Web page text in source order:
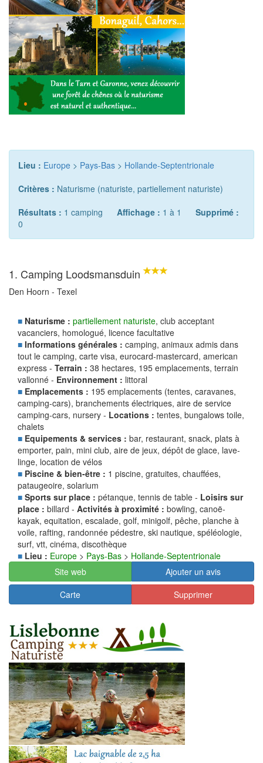
Lieu : Europe > Pays-Bas > Hollande-Septentrionale
Critères : Naturisme (naturiste, partiellement naturiste)
Résultats : 1 camping Affichage : 1 à 1 Supprimé :
0
1. Camping Loodsmansduin
Den Hoorn - Texel
■ Naturisme : partiellement naturiste, club acceptant
vacanciers, homologué, licence facultative
■ Informations générales : camping, animaux admis dans
tout le camping, carte visa, eurocard-mastercard, american
express - Terrain : 38 hectares, 195 emplacements, terrain
vallonné - Environnement : littoral
■ Emplacements : 195 emplacements (tentes, caravanes,
camping-cars), branchements électriques, aire de service
camping-cars, nursery - Locations : tentes, bungalows toile,
chalets
■ Equipements & services : bar, restaurant, snack, plats à
emporter, pain, mini club, aire de jeux, dépôt de glace, lave-
linge, location de vélos
■ Piscine & bien-être : 1 piscine, gratuites, chauffées,
pataugeoire, solarium
■ Sports sur place : pétanque, tennis de table - Loisirs sur
place : billard - Activités à proximité : bowling, canoë-
kayak, equitation, escalade, golf, minigolf, pêche, planche à
voile, rafting, randonnée pédestre, ski nautique, spéléologie,
surf, vtt, cinéma, discothèque
■ Lieu : Europe > Pays-Bas > Hollande-Septentrionale
Site web
Ajouter un avis
Carte
Supprimer